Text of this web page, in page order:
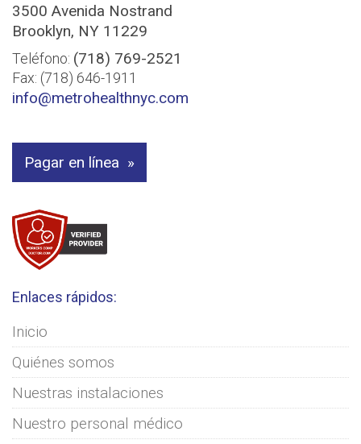
3500 Avenida Nostrand
Brooklyn, NY 11229
Teléfono: (718) 769-2521
Fax: (718) 646-1911
info@metrohealthnyc.com
Pagar en línea
Enlaces rápidos:
Inicio
Quiénes somos
Nuestras instalaciones
Nuestro personal médico